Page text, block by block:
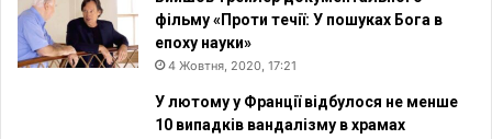
фільму «Проти течії: У пошуках Бога в
епоху науки»
4 Жовтня, 2020, 17:21
У лютому у Франції відбулося не менше
10 випадків вандалізму в храмах